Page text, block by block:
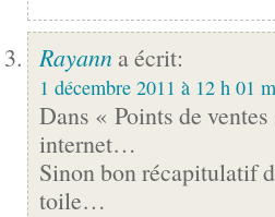
Rayann a écrit:
1 décembre 2011 à 12 h 01
Dans « Points de
internet…
Sinon bon récapitulatif
toile…